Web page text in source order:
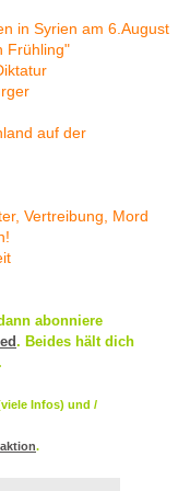
in Syrien am 6.August
Frühling"
auf der
Vertreibung, Mord
abonniere
. Beides hält dich
Infos) und /
.